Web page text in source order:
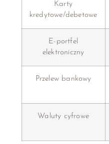
Karty
kredytowe/debetowe
E-portfel
elektroniczny
Przelew bankowy
Waluty cyfrowe